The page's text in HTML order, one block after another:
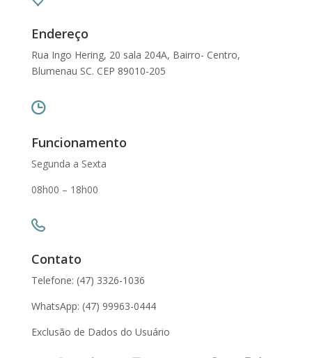
Endereço
Rua Ingo Hering, 20 sala 204A, Bairro- Centro,
Blumenau SC. CEP 89010-205
Funcionamento
Segunda a Sexta
08h00 – 18h00
Contato
Telefone: (47) 3326-1036
WhatsApp: (47) 99963-0444
Exclusão de Dados do Usuário